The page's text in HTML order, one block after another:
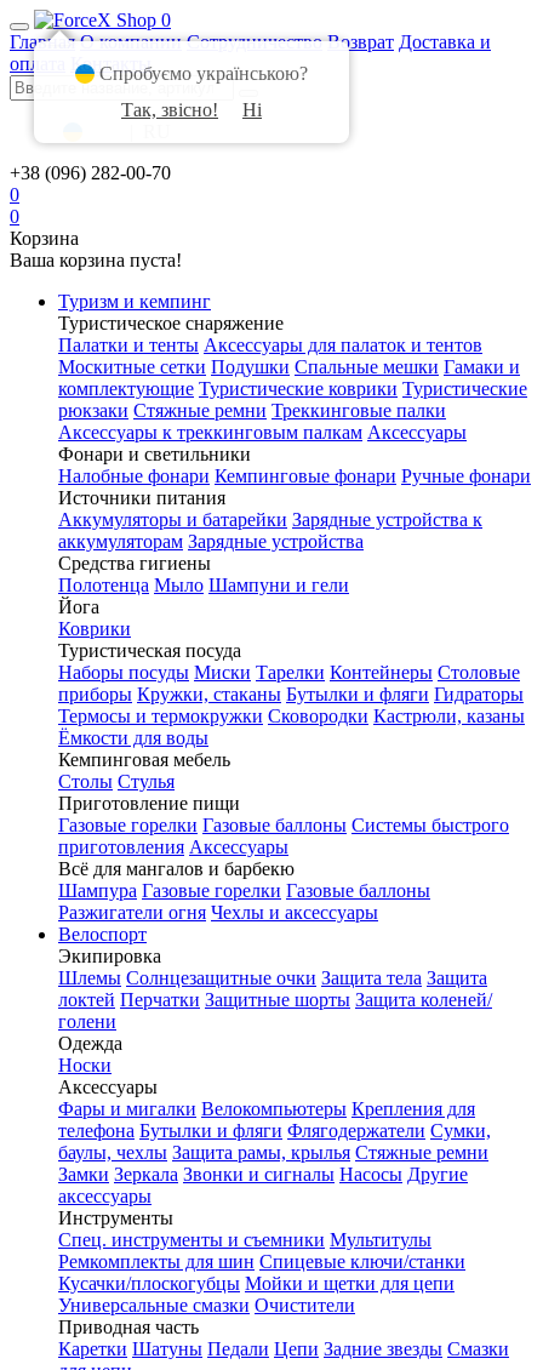
0
Главная О компании Сотрудничество Возврат Доставка и
оплата
Контакты
+38 (096) 282-00-70
0
0
Корзина
Ваша корзина пуста!
Туризм и кемпинг
Туристическое снаряжение
Палатки и тенты Аксессуары для палаток и тентов
Москитные сетки Подушки Спальные мешки Гамаки и
комплектующие Туристические коврики Туристические
рюкзаки Стяжные ремни Треккинговые палки
Аксессуары к треккинговым палкам Аксессуары
Фонари и светильники
Налобные фонари Кемпинговые фонари Ручные фонари
Источники питания
Аккумуляторы и батарейки Зарядные устройства к
аккумуляторам Зарядные устройства
Средства гигиены
Полотенца Мыло Шампуни и гели
Йога
Коврики
Туристическая посуда
Наборы посуды Миски Тарелки Контейнеры Столовые
приборы Кружки, стаканы Бутылки и фляги Гидраторы
Термосы и термокружки Сковородки Кастрюли, казаны
Ёмкости для воды
Кемпинговая мебель
Столы Стулья
Приготовление пищи
Газовые горелки Газовые баллоны Системы быстрого
приготовления Аксессуары
Всё для мангалов и барбекю
Шампура Газовые горелки Газовые баллоны
Разжигатели огня Чехлы и аксессуары
Велоспорт
Экипировка
Шлемы Солнцезащитные очки Защита тела Защита
локтей Перчатки Защитные шорты Защита коленей/
голени
Одежда
Носки
Аксессуары
Фары и мигалки Велокомпьютеры Крепления для
телефона Бутылки и фляги Флягодержатели Сумки,
баулы, чехлы Защита рамы, крылья Стяжные ремни
Замки Зеркала Звонки и сигналы Насосы Другие
аксессуары
Инструменты
Спец. инструменты и съемники Мультитулы
Ремкомплекты для шин Спицевые ключи/станки
Кусачки/плоскогубцы Мойки и щетки для цепи
Универсальные смазки Очистители
Приводная часть
Каретки Шатуны Педали Цепи Задние звезды Смазки
Спробуємо українською?
Так, звісно!
Ні